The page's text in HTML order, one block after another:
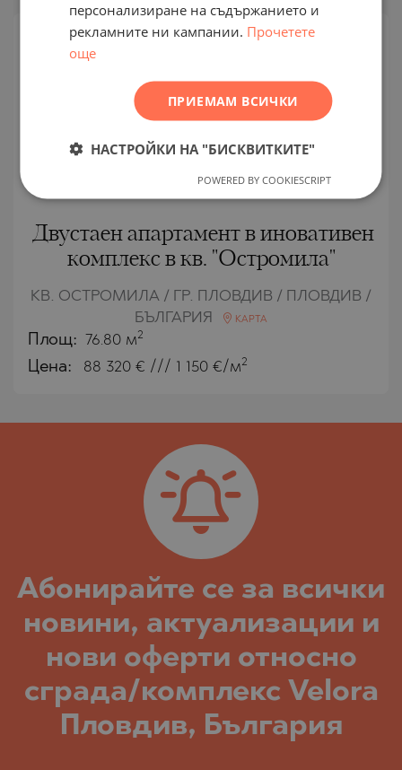
ЕДИНИЧНА
ОФЕРТА
Двустаен апартамент в иновативен
комплекс в кв. "Остромила"
КВ. ОСТРОМИЛА / ГР. ПЛОВДИВ / ПЛОВДИВ /
БЪЛГАРИЯ
КАРТА
Площ: 76.80 м2
Цена: 88 320 € /// 1 150 €/м2
Абонирайте се за всички
новини, актуализации и
нови оферти относно
сграда/комплекс Velora
Пловдив, България
FRENCH
ROMANIAN
SERBIAN
персонализиране на съдържанието и
рекламните ни кампании. Прочетете
още
ПРИЕМАМ ВСИЧКИ
НАСТРОЙКИ НА "БИСКВИТКИТЕ"
POWERED BY COOKIESCRIPT